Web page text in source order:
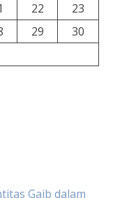
22
23
29
30
Gaib dalam